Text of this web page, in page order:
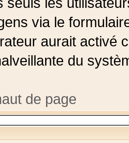
via le
aurait activé
du
de page